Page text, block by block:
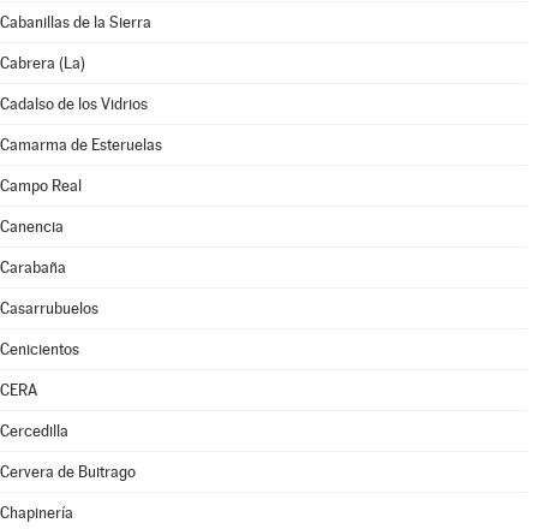
Cabanillas de la Sierra
Cabrera (La)
Cadalso de los Vidrios
Camarma de Esteruelas
Campo Real
Canencia
Carabaña
Casarrubuelos
Cenicientos
CERA
Cercedilla
Cervera de Buitrago
Chapinería